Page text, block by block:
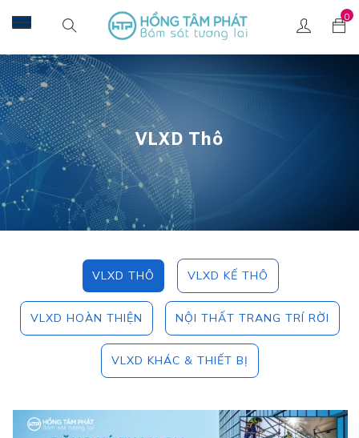
0
VLXD Thô
VLXD THÔ VLXD KẾ THÔ
VLXD HOÀN THIỆN NỘI THẤT TRANG TRÍ RỜI
VLXD KHÁC & THIẾT BỊ